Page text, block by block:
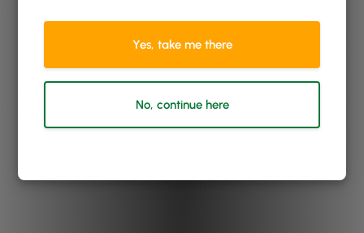
Yes, take me there
No, continue here